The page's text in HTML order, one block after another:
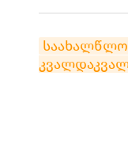
საახალწლო